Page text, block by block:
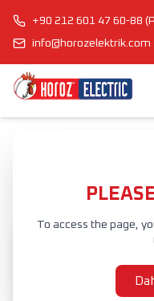
+90 212 601 47 60-88
info@horozelektrik.com
To access the page,